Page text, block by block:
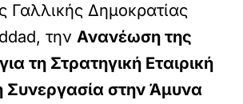
Γαλλικής Δημοκρατίας
τηνΑνανέωση της
τη Στρατηγική Εταιρική
Συνεργασία στην Άμυνα